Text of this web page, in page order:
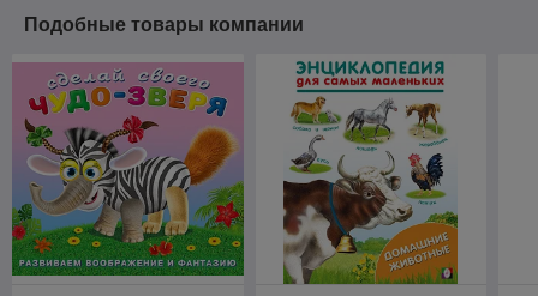
Подобные товары компании